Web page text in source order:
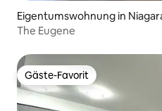
Eigentumswohnung in
The Eugene
Gäste-Favorit
Gäste-Favorit